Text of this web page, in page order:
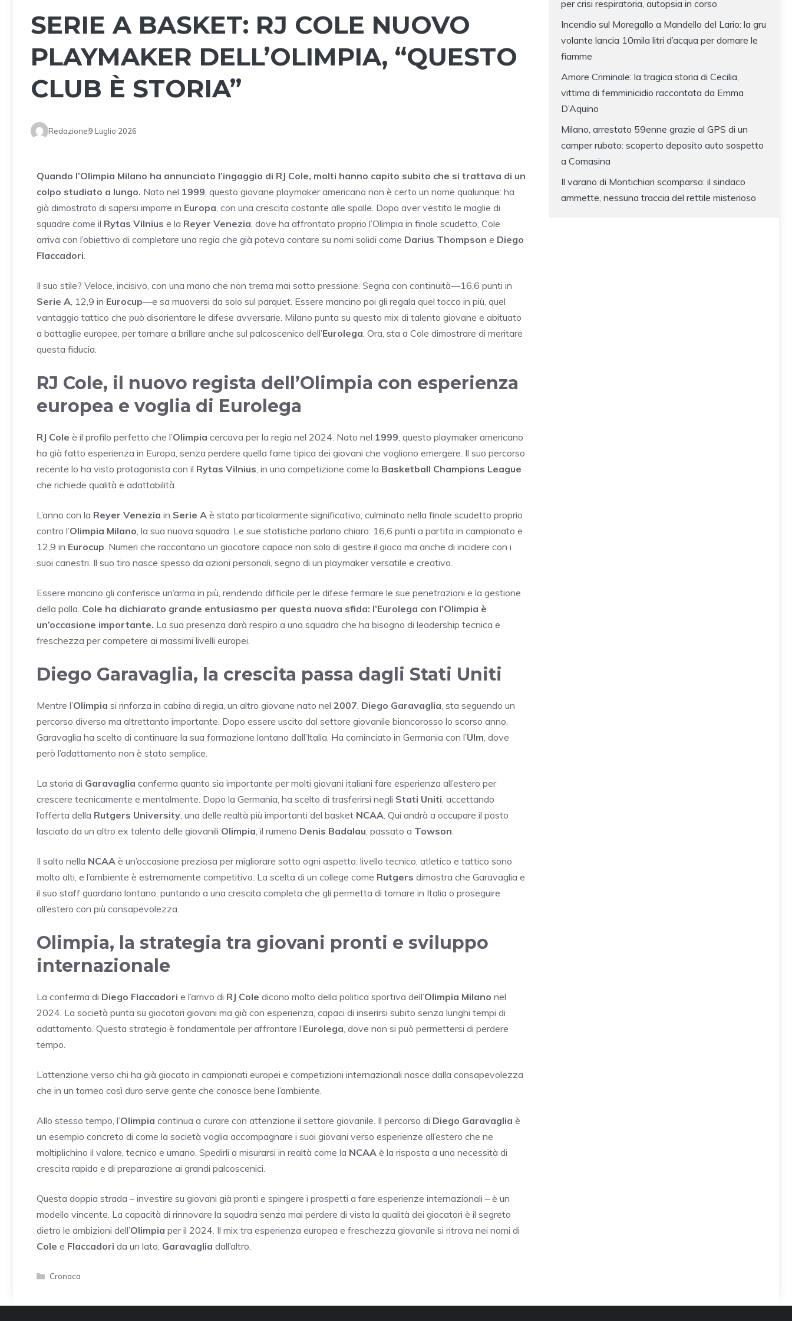
SERIE A BASKET: RJ COLE NUOVO
PLAYMAKER DELL’OLIMPIA, “QUESTO
CLUB È STORIA”
Redazione9 Luglio 2026
Quando l’Olimpia Milano ha annunciato l’ingaggio di RJ Cole, molti hanno capito subito che si trattava di un
colpo studiato a lungo. Nato nel 1999, questo giovane playmaker americano non è certo un nome qualunque: ha
già dimostrato di sapersi imporre in Europa, con una crescita costante alle spalle. Dopo aver vestito le maglie di
squadre come il Rytas Vilnius e la Reyer Venezia, dove ha affrontato proprio l’Olimpia in finale scudetto, Cole
arriva con l’obiettivo di completare una regia che già poteva contare su nomi solidi come Darius Thompson e Diego
Flaccadori.
Il suo stile? Veloce, incisivo, con una mano che non trema mai sotto pressione. Segna con continuità—16,6 punti in
Serie A, 12,9 in Eurocup—e sa muoversi da solo sul parquet. Essere mancino poi gli regala quel tocco in più, quel
vantaggio tattico che può disorientare le difese avversarie. Milano punta su questo mix di talento giovane e abituato
a battaglie europee, per tornare a brillare anche sul palcoscenico dell’Eurolega. Ora, sta a Cole dimostrare di meritare
questa fiducia.
RJ Cole, il nuovo regista dell’Olimpia con esperienza
europea e voglia di Eurolega
RJ Cole è il profilo perfetto che l’Olimpia cercava per la regia nel 2024. Nato nel 1999, questo playmaker americano
ha già fatto esperienza in Europa, senza perdere quella fame tipica dei giovani che vogliono emergere. Il suo percorso
recente lo ha visto protagonista con il Rytas Vilnius, in una competizione come la Basketball Champions League
che richiede qualità e adattabilità.
L’anno con la Reyer Venezia in Serie A è stato particolarmente significativo, culminato nella finale scudetto proprio
contro l’Olimpia Milano, la sua nuova squadra. Le sue statistiche parlano chiaro: 16,6 punti a partita in campionato e
12,9 in Eurocup. Numeri che raccontano un giocatore capace non solo di gestire il gioco ma anche di incidere con i
suoi canestri. Il suo tiro nasce spesso da azioni personali, segno di un playmaker versatile e creativo.
Essere mancino gli conferisce un’arma in più, rendendo difficile per le difese fermare le sue penetrazioni e la gestione
della palla. Cole ha dichiarato grande entusiasmo per questa nuova sfida: l’Eurolega con l’Olimpia è
un’occasione importante. La sua presenza darà respiro a una squadra che ha bisogno di leadership tecnica e
freschezza per competere ai massimi livelli europei.
Diego Garavaglia, la crescita passa dagli Stati Uniti
Mentre l’Olimpia si rinforza in cabina di regia, un altro giovane nato nel 2007, Diego Garavaglia, sta seguendo un
percorso diverso ma altrettanto importante. Dopo essere uscito dal settore giovanile biancorosso lo scorso anno,
Garavaglia ha scelto di continuare la sua formazione lontano dall’Italia. Ha cominciato in Germania con l’Ulm, dove
però l’adattamento non è stato semplice.
La storia di Garavaglia conferma quanto sia importante per molti giovani italiani fare esperienza all’estero per
crescere tecnicamente e mentalmente. Dopo la Germania, ha scelto di trasferirsi negli Stati Uniti, accettando
l’offerta della Rutgers University, una delle realtà più importanti del basket NCAA. Qui andrà a occupare il posto
lasciato da un altro ex talento delle giovanili Olimpia, il rumeno Denis Badalau, passato a Towson.
Il salto nella NCAA è un’occasione preziosa per migliorare sotto ogni aspetto: livello tecnico, atletico e tattico sono
molto alti, e l’ambiente è estremamente competitivo. La scelta di un college come Rutgers dimostra che Garavaglia e
il suo staff guardano lontano, puntando a una crescita completa che gli permetta di tornare in Italia o proseguire
all’estero con più consapevolezza.
Olimpia, la strategia tra giovani pronti e sviluppo
internazionale
La conferma di Diego Flaccadori e l’arrivo di RJ Cole dicono molto della politica sportiva dell’Olimpia Milano nel
2024. La società punta su giocatori giovani ma già con esperienza, capaci di inserirsi subito senza lunghi tempi di
adattamento. Questa strategia è fondamentale per affrontare l’Eurolega, dove non si può permettersi di perdere
tempo.
L’attenzione verso chi ha già giocato in campionati europei e competizioni internazionali nasce dalla consapevolezza
che in un torneo così duro serve gente che conosce bene l’ambiente.
Allo stesso tempo, l’Olimpia continua a curare con attenzione il settore giovanile. Il percorso di Diego Garavaglia è
un esempio concreto di come la società voglia accompagnare i suoi giovani verso esperienze all’estero che ne
moltiplichino il valore, tecnico e umano. Spedirli a misurarsi in realtà come la NCAA è la risposta a una necessità di
crescita rapida e di preparazione ai grandi palcoscenici.
Questa doppia strada – investire su giovani già pronti e spingere i prospetti a fare esperienze internazionali – è un
modello vincente. La capacità di rinnovare la squadra senza mai perdere di vista la qualità dei giocatori è il segreto
dietro le ambizioni dell’Olimpia per il 2024. Il mix tra esperienza europea e freschezza giovanile si ritrova nei nomi di
Cole e Flaccadori da un lato, Garavaglia dall’altro.
Categorie
Cronaca
per crisi respiratoria, autopsia in corso
Incendio sul Moregallo a Mandello del Lario: la gru
volante lancia 10mila litri d’acqua per domare le
fiamme
Amore Criminale: la tragica storia di Cecilia,
vittima di femminicidio raccontata da Emma
D’Aquino
Milano, arrestato 59enne grazie al GPS di un
camper rubato: scoperto deposito auto sospetto
a Comasina
Il varano di Montichiari scomparso: il sindaco
ammette, nessuna traccia del rettile misterioso